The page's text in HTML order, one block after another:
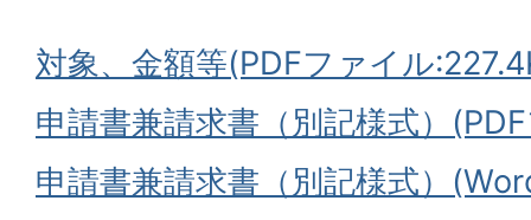
対象、金額等(PDFファイル
申請書兼請求書（別記様式）
申請書兼請求書（別記様式）